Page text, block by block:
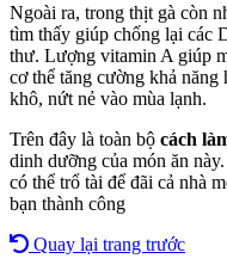
Ngoài ra, trong thịt gà còn
tìm thấy giúp chống lại các
thư. Lượng vitamin A giúp
cơ thể tăng cường khả năng
khô, nứt nẻ vào mùa lạnh.
Trên đây là toàn bộ cách
dinh dưỡng của món ăn
có thể trổ tài để đãi cả nhà
bạn thành công
Quay lại trang trước